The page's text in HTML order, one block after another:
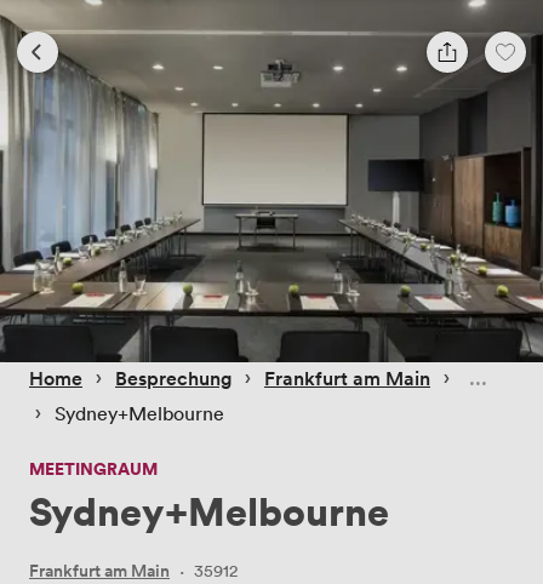
Home › Besprechung › Frankfurt am Main ›
› Sydney+Melbourne
MEETINGRAUM
Sydney+Melbourne
Frankfurt am Main · 35912